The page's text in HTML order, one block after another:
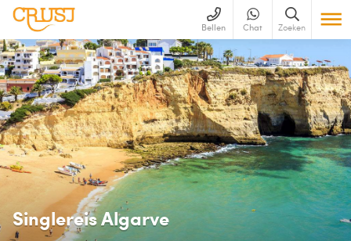
Bellen Chat Zoeken
Singlereis Algarve